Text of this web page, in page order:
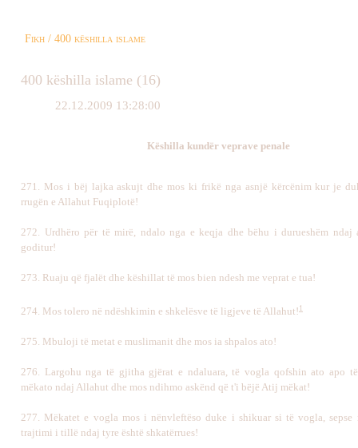
Fikh / 400 këshilla islame
400 këshilla islame (16)
22.12.2009 13:28:00
Këshilla kundër veprave penale
271. Mos i bëj lajka askujt dhe mos ki frikë nga asnjë kërcënim kur je
rrugën e Allahut Fuqiplotë!
272. Urdhëro për të mirë, ndalo nga e keqja dhe bëhu i durueshëm ndaj
goditur!
273. Ruaju që fjalët dhe këshillat të mos bien ndesh me veprat e tua!
274. Mos tolero në ndëshkimin e shkelësve të ligjeve të Allahut!1
275. Mbuloji të metat e muslimanit dhe mos ia shpalos ato!
276. Largohu nga të gjitha gjërat e ndaluara, të vogla qofshin ato apo të
mëkato ndaj Allahut dhe mos ndihmo askënd që t'i bëjë Atij mëkat!
277. Mëkatet e vogla mos i nënvleftëso duke i shikuar si të vogla, sepse
trajtimi i tillë ndaj tyre është shkatërrues!